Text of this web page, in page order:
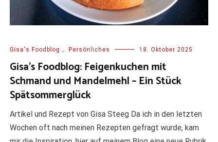
Gisa's Foodblog , Persönliches 18. Oktober 2025
Gisa’s Foodblog: Feigenkuchen mit
Schmand und Mandelmehl – Ein Stück
Spätsommerglück
Artikel und Rezept von Gisa Steeg Da ich in den letzten
Wochen oft nach meinen Rezepten gefragt wurde, kam